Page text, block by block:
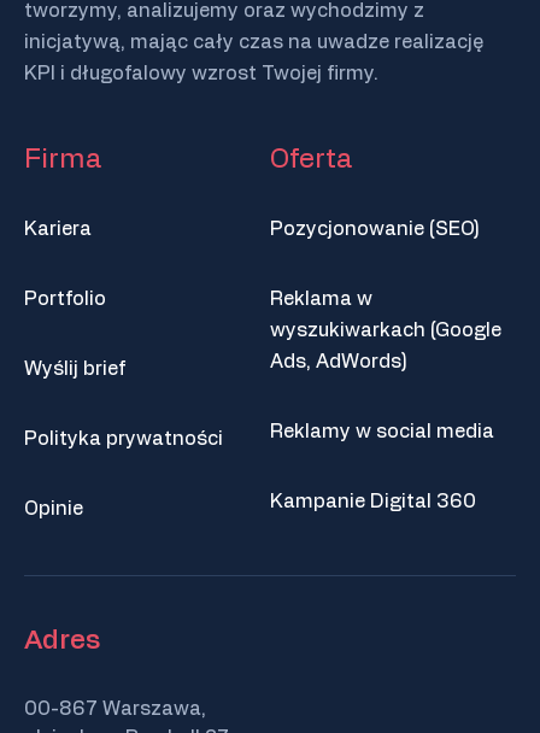
tworzymy, analizujemy oraz wychodzimy z
inicjatywą, mając cały czas na uwadze realizację
KPI i długofalowy wzrost Twojej firmy.
Firma
Kariera
Portfolio
Wyślij brief
Polityka prywatności
Opinie
Oferta
Pozycjonowanie (SEO)
Reklama w
wyszukiwarkach (Google
Ads, AdWords)
Reklamy w social media
Kampanie Digital 360
Adres
00-867 Warszawa,